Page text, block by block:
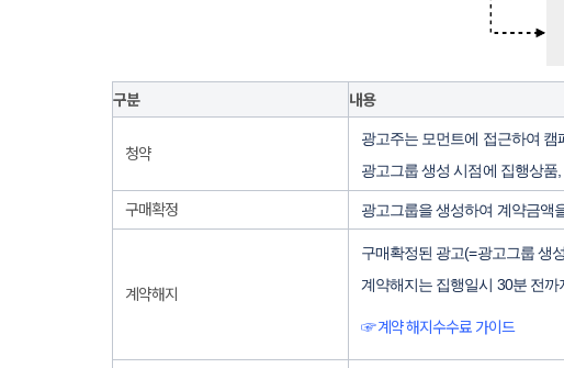
구분 내용
청약
광고주는 모먼트에 접근하여 캠
광고그룹 생성 시점에 집행상
구매확정 광고그룹을 생성하여 계약금액
계약해지
구매확정된 광고(=광고그룹 생
계약해지는 집행일시 30분 전
☞ 계약 해지수수료 가이드